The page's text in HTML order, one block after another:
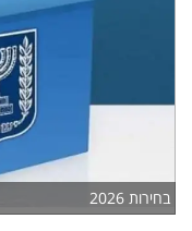
בחירות 2026